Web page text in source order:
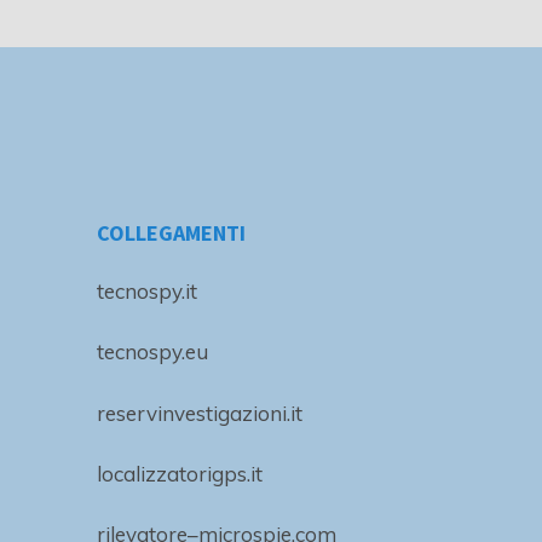
COLLEGAMENTI
tecnospy.it
tecnospy.eu
reservinvestigazioni.it
localizzatorigps.it
rilevatore–microspie.com